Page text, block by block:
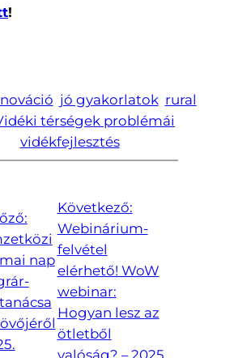
!
jó gyakorlatok rural
térségek problémái
vidékfejlesztés
nap
Következő:
Webinárium-
felvétel
elérhető! WoW
webinar:
Hogyan lesz az
ötletből